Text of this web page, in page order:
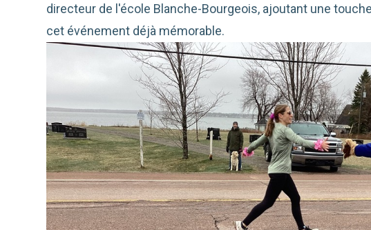
directeur de l'école Blanche-Bourgeois, ajoutant une
cet événement déjà mémorable.